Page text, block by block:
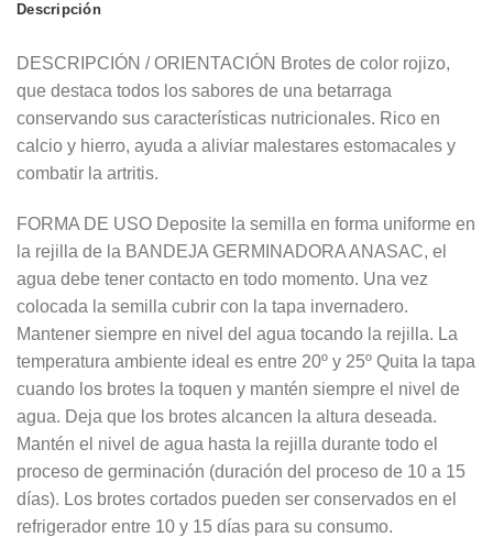
Descripción
DESCRIPCIÓN / ORIENTACIÓN Brotes de color rojizo,
que destaca todos los sabores de una betarraga
conservando sus características nutricionales. Rico en
calcio y hierro, ayuda a aliviar malestares estomacales y
combatir la artritis.
FORMA DE USO Deposite la semilla en forma uniforme en
la rejilla de la BANDEJA GERMINADORA ANASAC, el
agua debe tener contacto en todo momento. Una vez
colocada la semilla cubrir con la tapa invernadero.
Mantener siempre en nivel del agua tocando la rejilla. La
temperatura ambiente ideal es entre 20º y 25º Quita la tapa
cuando los brotes la toquen y mantén siempre el nivel de
agua. Deja que los brotes alcancen la altura deseada.
Mantén el nivel de agua hasta la rejilla durante todo el
proceso de germinación (duración del proceso de 10 a 15
días). Los brotes cortados pueden ser conservados en el
refrigerador entre 10 y 15 días para su consumo.